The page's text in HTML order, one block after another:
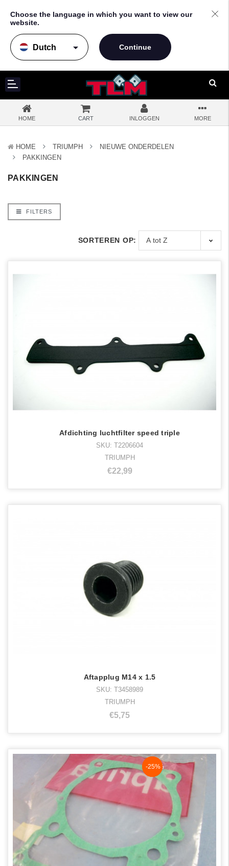
Choose the language in which you want to view our
website.
arrow_drop_down
HOME CART INLOGGEN MORE
HOME TRIUMPH
NIEUWE ONDERDELEN
PAKKINGEN
PAKKINGEN
FILTERS
SORTEREN OP:
Afdichting luchtfilter speed triple
SKU: T2206604
TRIUMPH
€22,99
Aftapplug M14 x 1.5
SKU: T3458989
TRIUMPH
€5,75
NaN%
-25%